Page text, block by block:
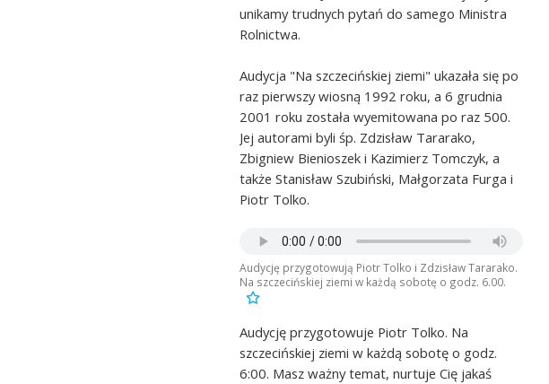
unikamy trudnych pytań do samego Ministra
Rolnictwa.
Audycja "Na szczecińskiej ziemi" ukazała się po
raz pierwszy wiosną 1992 roku, a 6 grudnia
2001 roku została wyemitowana po raz 500.
Jej autorami byli śp. Zdzisław Tararako,
Zbigniew Bienioszek i Kazimierz Tomczyk, a
także Stanisław Szubiński, Małgorzata Furga i
Piotr Tolko.
Audycję przygotowują Piotr Tolko i Zdzisław Tararako.
Na szczecińskiej ziemi w każdą sobotę o godz. 6.00.
Audycję przygotowuje Piotr Tolko. Na
szczecińskiej ziemi w każdą sobotę o godz.
6:00. Masz ważny temat, nurtuje Cię jakaś